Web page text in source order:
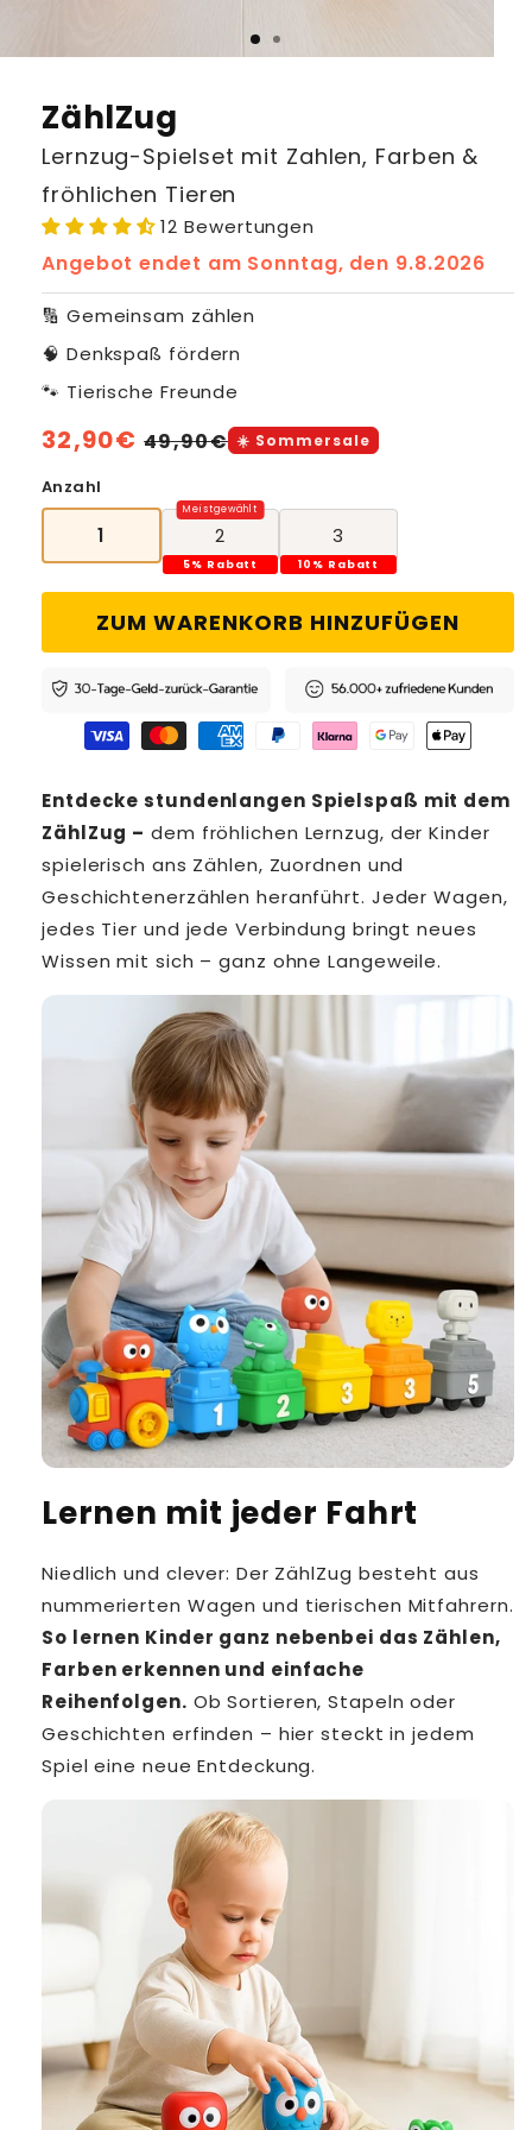
ZählZug
Lernzug-Spielset mit Zahlen, Farben &
fröhlichen Tieren
12 Bewertungen
Angebot endet am Sonntag, den 9.8.2026
🔢 Gemeinsam zählen
🧠 Denkspaß fördern
🐾 Tierische Freunde
Normaler
Preis
32,90€ Verkaufspreis
49,90€ ☀️ Sommersale
Anzahl
1 2
5% Rabatt
3
10% Rabatt
ZUM WARENKORB HINZUFÜGEN
Entdecke stundenlangen Spielspaß mit dem
ZählZug – dem fröhlichen Lernzug, der Kinder
spielerisch ans Zählen, Zuordnen und
Geschichtenerzählen heranführt. Jeder Wagen,
jedes Tier und jede Verbindung bringt neues
Wissen mit sich – ganz ohne Langeweile.
Lernen mit jeder Fahrt
Niedlich und clever: Der ZählZug besteht aus
nummerierten Wagen und tierischen Mitfahrern.
So lernen Kinder ganz nebenbei das Zählen,
Farben erkennen und einfache
Reihenfolgen. Ob Sortieren, Stapeln oder
Geschichten erfinden – hier steckt in jedem
Spiel eine neue Entdeckung.